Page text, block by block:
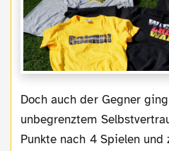
Doch auch der Gegner ging nicht mit
unbegrenztem
Punkte nach 4 Spielen